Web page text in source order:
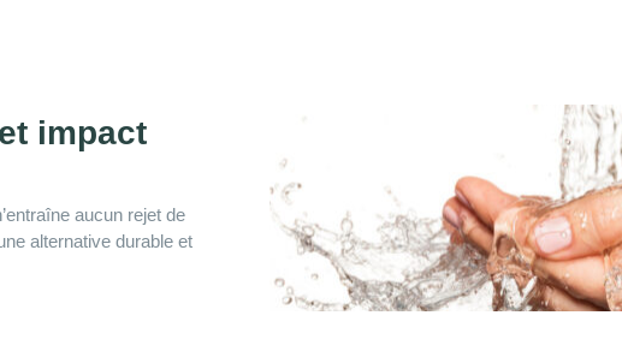
impact
aucun rejet de
alternative durable et